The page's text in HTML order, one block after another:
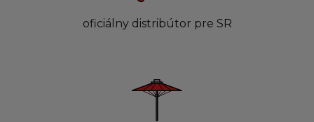
oficiálny distribútor pre SR